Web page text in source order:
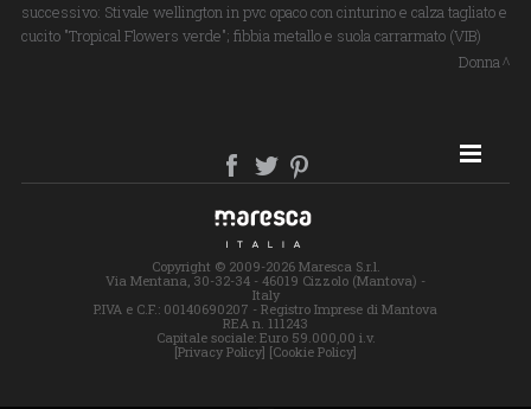
successivo: Stivale wellington in pvc opaco con cinturino e calza tagliato e
cucito "Tropical Flowers verde"; fibbia metallo e suola carrarmato (VIB)
Donna
SITE MAP
Copyright © 2009-2026 Maresca S.r.l.
Via Mentana, 30-32-34 - 46019 Cizzolo (Mantova) -
Italy
P.IVA e C.F.: 00140690207 - Registro Imprese di Mantova
REA n. 111243
Capitale sociale: Euro 59.000,00 i.v.
[Privacy Policy] [Cookie Policy]